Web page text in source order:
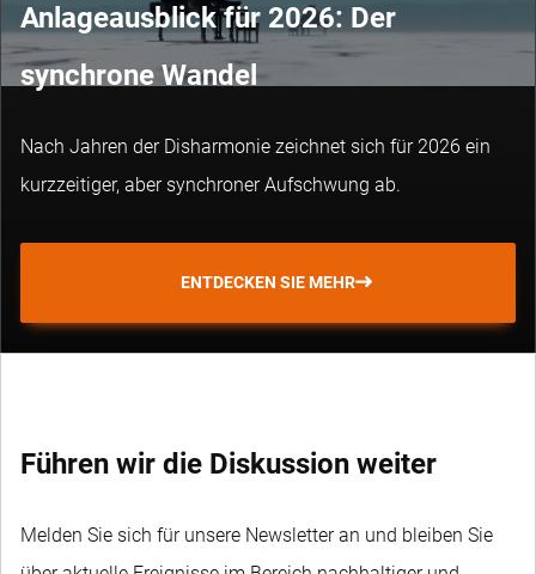
Anlageausblick für 2026: Der
synchrone Wandel
Nach Jahren der Disharmonie zeichnet sich für 2026 ein
kurzzeitiger, aber synchroner Aufschwung ab.
ENTDECKEN SIE MEHR
Führen wir die Diskussion weiter
Melden Sie sich für unsere Newsletter an und bleiben Sie